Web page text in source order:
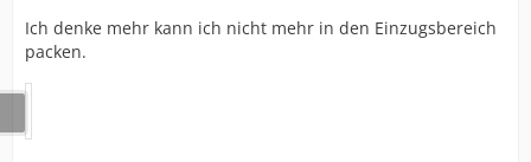
Ich denke mehr kann ich nicht mehr in den Einzugsbereich
packen.